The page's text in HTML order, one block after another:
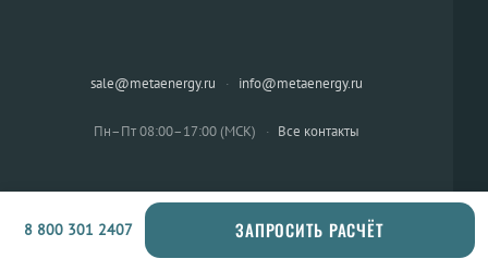
sale@metaenergy.ru · info@metaenergy.ru
Пн–Пт 08:00–17:00 (МСК) · Все контакты
ОСТАЛИСЬ ВОПРОСЫ?
8 800 301 2407 ЗАПРОСИТЬ РАСЧЁТ